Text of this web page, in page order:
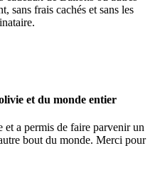
sans frais cachés et sans les
et du monde entier
et a permis de faire parvenir un
bout du monde. Merci pour